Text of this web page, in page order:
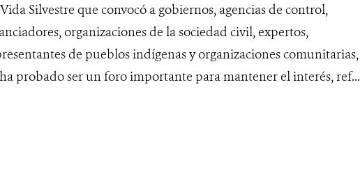
Silvestre que convocó a gobiernos, agencias de control,
organizaciones de la sociedad civil, expertos,
de pueblos indígenas y organizaciones comunitarias,
probado ser un foro importante para mantener el interés, ref...